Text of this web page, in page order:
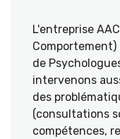
L'entreprise
de
intervenons
des
(consultations
compétences,